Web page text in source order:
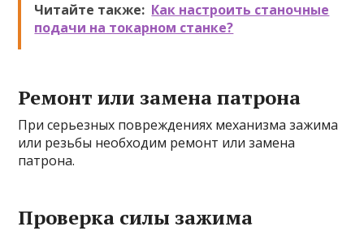
Читайте также: Как настроить станочные
подачи на токарном станке?
Ремонт или замена патрона
При серьезных повреждениях механизма зажима
или резьбы необходим ремонт или замена
патрона.
Проверка силы зажима